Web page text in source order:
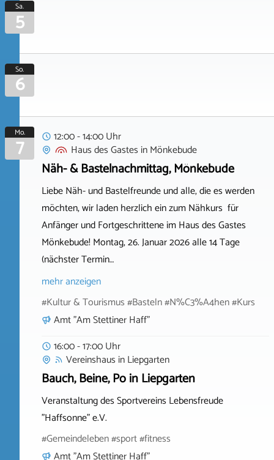
Sa.
5
So.
6
Mo.
7
12:00 - 14:00 Uhr
Haus des Gastes inMönkebude
Näh- & Bastelnachmittag, Mönkebude
Liebe Näh- und Bastelfreunde und alle, die es werden
möchten, wir laden herzlich ein zum Nähkurs für
Anfänger und Fortgeschrittene im Haus des Gastes
Mönkebude! Montag, 26. Januar 2026 alle 14 Tage
(nächster Termin…
mehr anzeigen
#Kultur & Tourismus #Basteln #N%C3%A4hen #Kurs
Amt "Am Stettiner Haff"
16:00 - 17:00 Uhr
Vereinshaus inLiepgarten
Bauch, Beine, Po in Liepgarten
Veranstaltung des Sportvereins Lebensfreude
"Haffsonne" e.V.
#Gemeindeleben #sport #fitness
Amt "Am Stettiner Haff"